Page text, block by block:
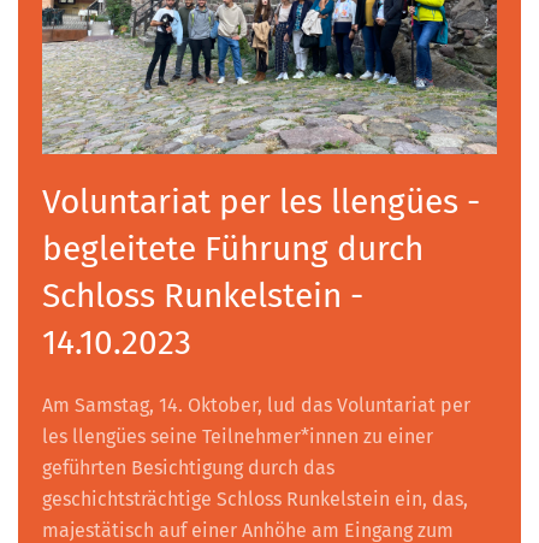
Voluntariat per les llengües -
begleitete Führung durch
Schloss Runkelstein -
14.10.2023
Am Samstag, 14. Oktober, lud das Voluntariat per
les llengües seine Teilnehmer*innen zu einer
geführten Besichtigung durch das
geschichtsträchtige Schloss Runkelstein ein, das,
majestätisch auf einer Anhöhe am Eingang zum